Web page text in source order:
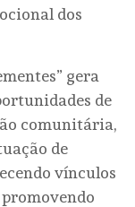
dos
gera
de
comunitária,
de
vínculos